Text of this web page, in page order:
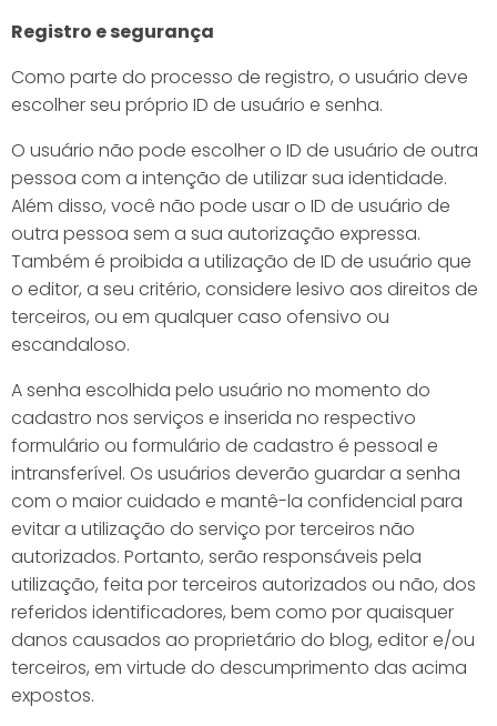
Registro e segurança
Como parte do processo de registro, o usuário deve
escolher seu próprio ID de usuário e senha.
O usuário não pode escolher o ID de usuário de outra
pessoa com a intenção de utilizar sua identidade.
Além disso, você não pode usar o ID de usuário de
outra pessoa sem a sua autorização expressa.
Também é proibida a utilização de ID de usuário que
o editor, a seu critério, considere lesivo aos direitos de
terceiros, ou em qualquer caso ofensivo ou
escandaloso.
A senha escolhida pelo usuário no momento do
cadastro nos serviços e inserida no respectivo
formulário ou formulário de cadastro é pessoal e
intransferível. Os usuários deverão guardar a senha
com o maior cuidado e mantê-la confidencial para
evitar a utilização do serviço por terceiros não
autorizados. Portanto, serão responsáveis pela
utilização, feita por terceiros autorizados ou não, dos
referidos identificadores, bem como por quaisquer
danos causados ao proprietário do blog, editor e/ou
terceiros, em virtude do descumprimento das acima
expostos.